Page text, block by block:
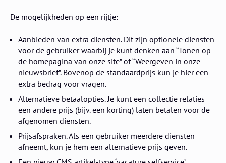
De mogelijkheden op een rijtje:
Aanbieden van extra diensten. Dit zijn optionele diensten
voor de gebruiker waarbij je kunt denken aan “Tonen op
de homepagina van onze site” of “Weergeven in onze
nieuwsbrief”. Bovenop de standaardprijs kun je hier een
extra bedrag voor vragen.
Alternatieve betaalopties. Je kunt een collectie relaties
een andere prijs (bijv. een korting) laten betalen voor de
afgenomen diensten.
Prijsafspraken. Als een gebruiker meerdere diensten
afneemt, kun je hem een alternatieve prijs geven.